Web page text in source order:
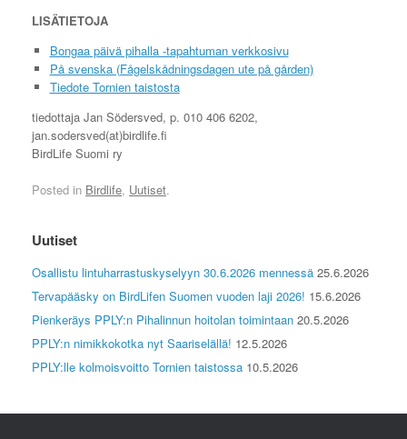
LISÄTIETOJA
Bongaa päivä pihalla -tapahtuman verkkosivu
På svenska (Fågelskådningsdagen ute på gården)
Tiedote Tornien taistosta
tiedottaja Jan Södersved, p. 010 406 6202,
jan.sodersved(at)birdlife.fi
BirdLife Suomi ry
Posted in Birdlife, Uutiset.
Uutiset
Osallistu lintuharrastuskyselyyn 30.6.2026 mennessä 25.6.2026
Tervapääsky on BirdLifen Suomen vuoden laji 2026! 15.6.2026
Pienkeräys PPLY:n Pihalinnun hoitolan toimintaan 20.5.2026
PPLY:n nimikkokotka nyt Saariselällä! 12.5.2026
PPLY:lle kolmoisvoitto Tornien taistossa 10.5.2026